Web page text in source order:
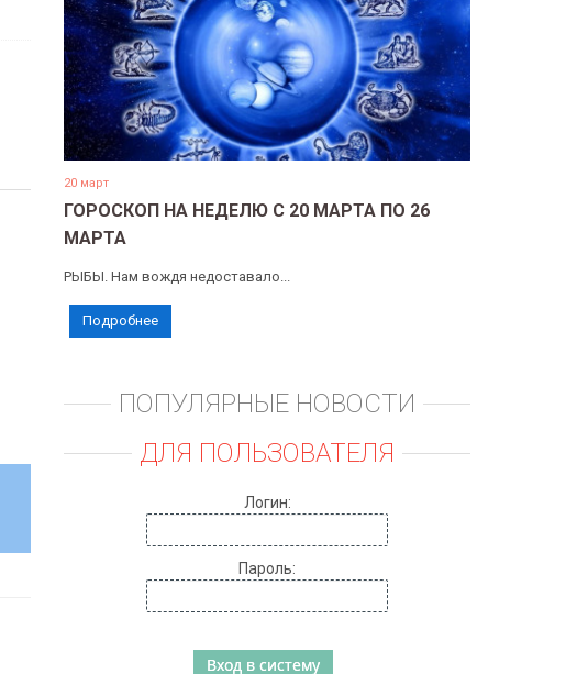
20 март
ГОРОСКОП НА НЕДЕЛЮ С 20 МАРТА ПО 26
МАРТА
РЫБЫ. Нам вождя недоставало...
Подробнее
ПОПУЛЯРНЫЕ НОВОСТИ
ДЛЯ ПОЛЬЗОВАТЕЛЯ
Логин:
Пароль: